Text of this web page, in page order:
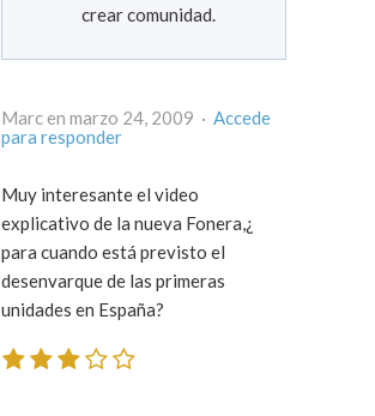
crear comunidad.
Marc en marzo 24, 2009 · Accede
para responder
Muy interesante el video
explicativo de la nueva Fonera,¿
para cuando está previsto el
desenvarque de las primeras
unidades en España?